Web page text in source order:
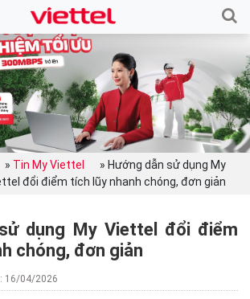
» Tin My Viettel » Hướng dẫn sử dụng My
đổi điểm tích lũy nhanh chóng, đơn giản
dụng My Viettel đổi điểm
chóng, đơn giản
16/04/2026